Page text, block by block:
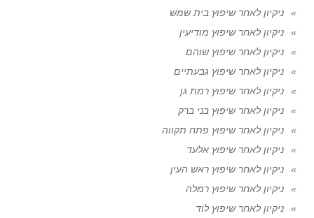
ניקיון לאחר שיפוץ בית שמש
ניקיון לאחר שיפוץ מודיעין
ניקיון לאחר שיפוץ שוהם
ניקיון לאחר שיפוץ גבעתיים
ניקיון לאחר שיפוץ רמת גן
ניקיון לאחר שיפוץ בני ברק
ניקיון לאחר שיפוץ פתח תקווה
ניקיון לאחר שיפוץ אלעד
ניקיון לאחר שיפוץ ראש העין
ניקיון לאחר שיפוץ רמלה
ניקיון לאחר שיפוץ לוד